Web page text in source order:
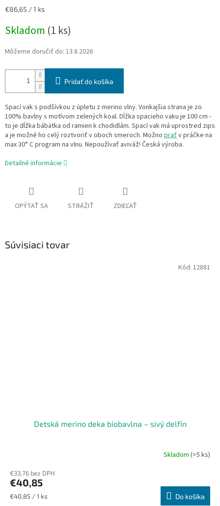
Jednotková
€86,65 / 1 ks
Skladom (1 ks)
Môžeme doručiť do: 13.8.2026
Pridať do košíka
Spací vak s podšívkou z úpletu z merino vlny. Vonkajšia strana je zo
100% bavlny s motívom zelených koal. Dĺžka spacieho vaku je 100 cm -
to je dĺžka bábätka od ramien k chodidlám. Spací vak má uprostred zips
a je možné ho celý roztvoriť v oboch smeroch. Možno praťv práčke na
max 30° C program na vlnu. Nepoužívať aviváž! Česká výroba.
Detailné informácie
OPÝTAŤ SA STRÁŽIŤ ZDIEĽAŤ
Súvisiaci tovar
Detská merino deka biobavlna – sivý delfín
Skladom (>5 ks)
€33,76 bez DPH
€40,85
Jednotková
€40,85 / 1 ks Do košíka
Kód: 12881